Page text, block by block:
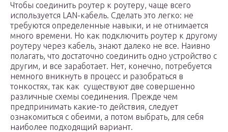
Чтобы соединить роутер к роутеру, чаще всего
используется LAN-кабель. Сделать это легко: не
требуются определенные навыки, и не отнимается
много времени. Но как подключить роутер к другому
роутеру через кабель, знают далеко не все. Наивно
полагать, что достаточно соединить одно устройство с
другим, и все заработает. Нет, конечно, потребуется
немного вникнуть в процесс и разобраться в
тонкостях, так как существуют две совершенно
различные схемы соединения. Прежде чем
предпринимать какие-то действия, следует
ознакомиться с обеими, а потом выбрать, для себя
наиболее подходящий вариант.